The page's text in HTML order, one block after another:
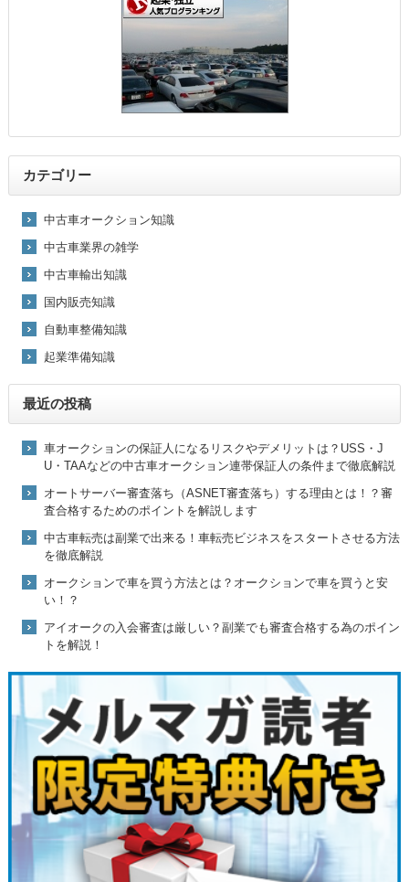
カテゴリー
中古車オークション知識
中古車業界の雑学
中古車輸出知識
国内販売知識
自動車整備知識
起業準備知識
最近の投稿
車オークションの保証人になるリスクやデメリットは？USS・J
U・TAAなどの中古車オークション連帯保証人の条件まで徹底解説
オートサーバー審査落ち（ASNET審査落ち）する理由とは！？審
査合格するためのポイントを解説します
中古車転売は副業で出来る！車転売ビジネスをスタートさせる方法
を徹底解説
オークションで車を買う方法とは？オークションで車を買うと安
い！？
アイオークの入会審査は厳しい？副業でも審査合格する為のポイン
トを解説！